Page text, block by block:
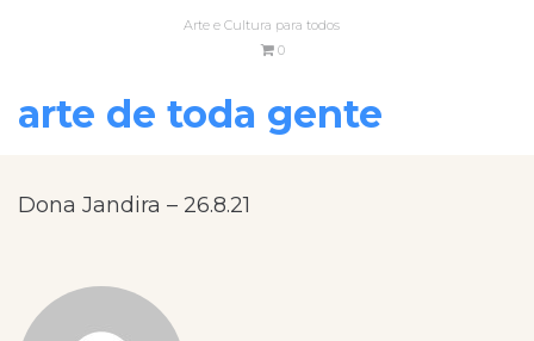
Arte e Cultura para todos
0
arte de toda gente
Dona Jandira – 26.8.21